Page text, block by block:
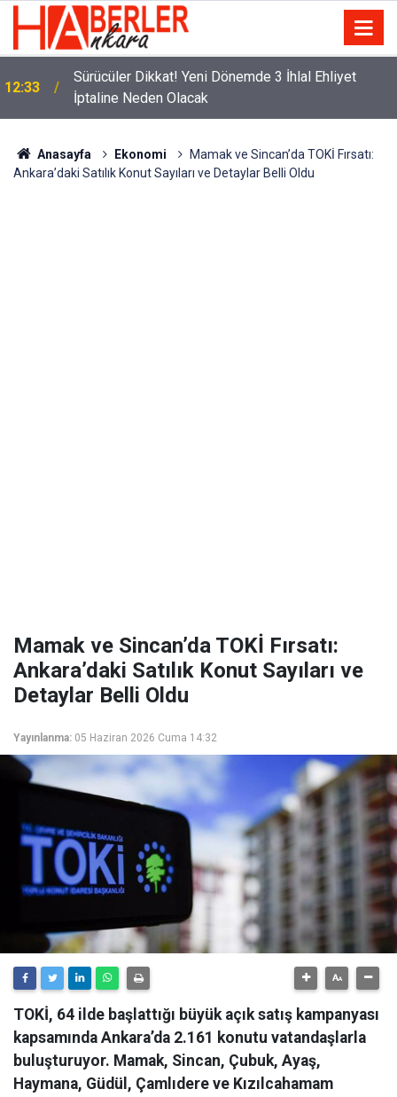
12:33
Sürücüler Dikkat! Yeni Dönemde 3 İhlal Ehliyet
İptaline Neden Olacak
Anasayfa Ekonomi
Mamak ve Sincan’da TOKİ Fırsatı:
Ankara’daki Satılık Konut Sayıları ve Detaylar Belli Oldu
Mamak ve Sincan’da TOKİ Fırsatı:
Ankara’daki Satılık Konut Sayıları ve
Detaylar Belli Oldu
Yayınlanma: 05 Haziran 2026 Cuma 14:32
TOKİ, 64 ilde başlattığı büyük açık satış kampanyası
kapsamında Ankara’da 2.161 konutu vatandaşlarla
buluşturuyor. Mamak, Sincan, Çubuk, Ayaş,
Haymana, Güdül, Çamlıdere ve Kızılcahamam